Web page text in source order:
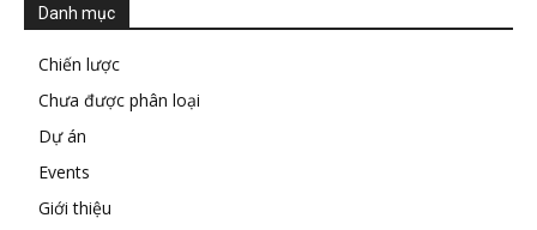
Danh mục
Chiến lược
Chưa được phân loại
Dự án
Events
Giới thiệu